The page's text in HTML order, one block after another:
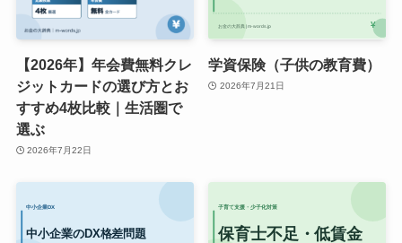
【2026年】年会費無料クレ
ジットカードの選び方とお
すすめ4枚比較｜生活圏で
選ぶ
2026年7月22日
学資保険（子供の教育費）
2026年7月21日